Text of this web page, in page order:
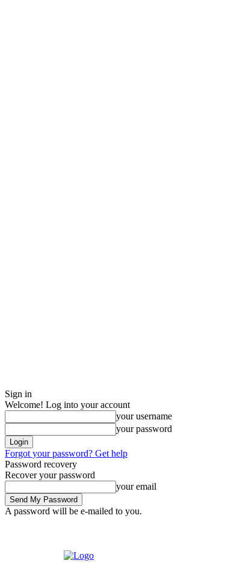
Sign in
Welcome! Log into your account
your username
your password
Forgot your password? Get help
Password recovery
Recover your password
your email
A password will be e-mailed to you.